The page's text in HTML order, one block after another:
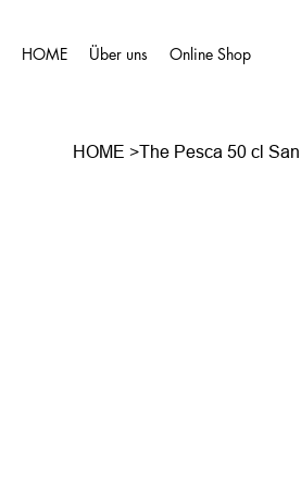
HOME Über uns Online Shop
HOME >The Pesca 50 cl